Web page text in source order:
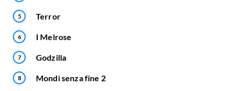
Terror
I Melrose
Godzilla
Mondi senza fine 2